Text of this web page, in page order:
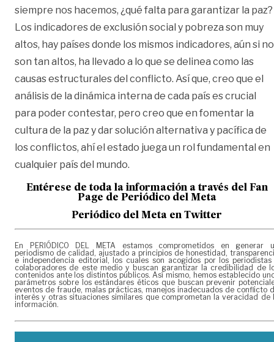
siempre nos hacemos, ¿qué falta para garantizar la paz?
Los indicadores de exclusión social y pobreza son muy
altos, hay países donde los mismos indicadores, aún si no
son tan altos, ha llevado a lo que se delinea como las
causas estructurales del conflicto. Así que, creo que el
análisis de la dinámica interna de cada país es crucial
para poder contestar, pero creo que en fomentar la
cultura de la paz y dar solución alternativa y pacífica de
los conflictos, ahí el estado juega un rol fundamental en
cualquier país del mundo.
Entérese de toda la información a través del Fan
Page de Periódico del Meta
Periódico del Meta en Twitter
En PERIÓDICO DEL META estamos comprometidos en generar
periodismo de calidad, ajustado a principios de honestidad,
e independencia editorial, los cuales son acogidos por los periodistas
colaboradores de este medio y buscan garantizar la credibilidad de
contenidos ante los distintos públicos. Así mismo, hemos establecido
parámetros sobre los estándares éticos que buscan prevenir
eventos de fraude, malas prácticas, manejos inadecuados de conflicto
interés y otras situaciones similares que comprometan la veracidad de
información.